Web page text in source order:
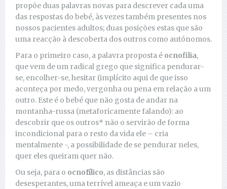
propõe duas palavras novas para descrever cada uma
das respostas do bebé, às vezes também presentes nos
nossos pacientes adultos; duas posições estas que são
uma reacção à descoberta dos outros como autónomos.
Para o primeiro caso, a palavra proposta é ocnofilia,
que vem de um radical grego que significa pendurar-
se, encolher-se, hesitar (implícito aqui de que isso
aconteça por medo, vergonha ou pena em relação a um
outro. Este é o bebé que não gosta de andar na
montanha-russa (metaforicamente falando): ao
descobrir que os outros* não o servirão de forma
incondicional para o resto da vida ele – cria
mentalmente -, a possibilidade de se pendurar neles,
quer eles queiram quer não.
Ou seja, para o ocnofílico, as distâncias são
desesperantes, uma terrível ameaça e um vazio